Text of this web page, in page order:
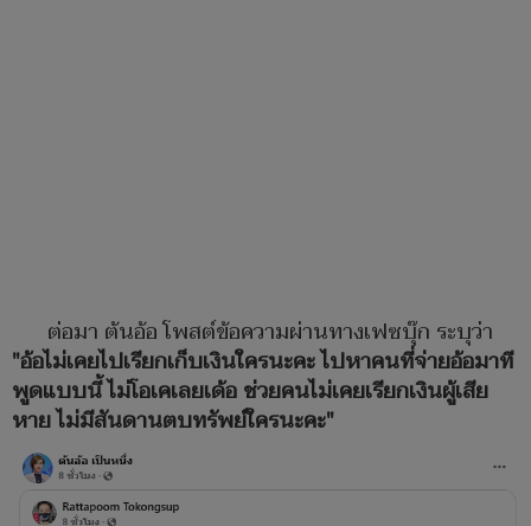
ต่อมา ต้นอ้อ โพสต์ข้อความผ่านทางเฟซบุ๊ก ระบุว่า
"อ้อไม่เคยไปเรียกเก็บเงินใครนะคะ ไปหาคนที่จ่ายอ้อมาที
พูดแบบนี้ ไม่โอเคเลยเด้อ ช่วยคนไม่เคยเรียกเงินผู้เสีย
หาย ไม่มีสันดานตบทรัพย์ใครนะคะ"